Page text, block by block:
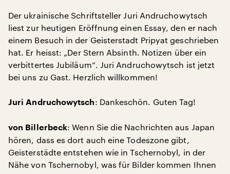
Der ukrainische Schriftsteller Juri Andruchowytsch
liest zur heutigen Eröffnung einen Essay, den er nach
einem Besuch in der Geisterstadt Pripyat geschrieben
hat. Er heisst: „Der Stern Absinth. Notizen über ein
verbittertes Jubiläum“. Juri Andruchowytsch ist jetzt
bei uns zu Gast. Herzlich willkommen!
Juri Andruchowytsch: Dankeschön. Guten Tag!
von Billerbeck: Wenn Sie die Nachrichten aus Japan
hören, dass es dort auch eine Todeszone gibt,
Geisterstädte entstehen wie in Tschernobyl, in der
Nähe von Tschernobyl, was für Bilder kommen Ihnen